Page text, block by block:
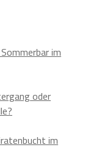
im
oder
im